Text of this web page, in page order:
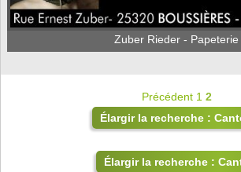
Zuber Rieder - Papeterie
Précédent 1 2
Élargir la recherche :
Élargir la recherche :